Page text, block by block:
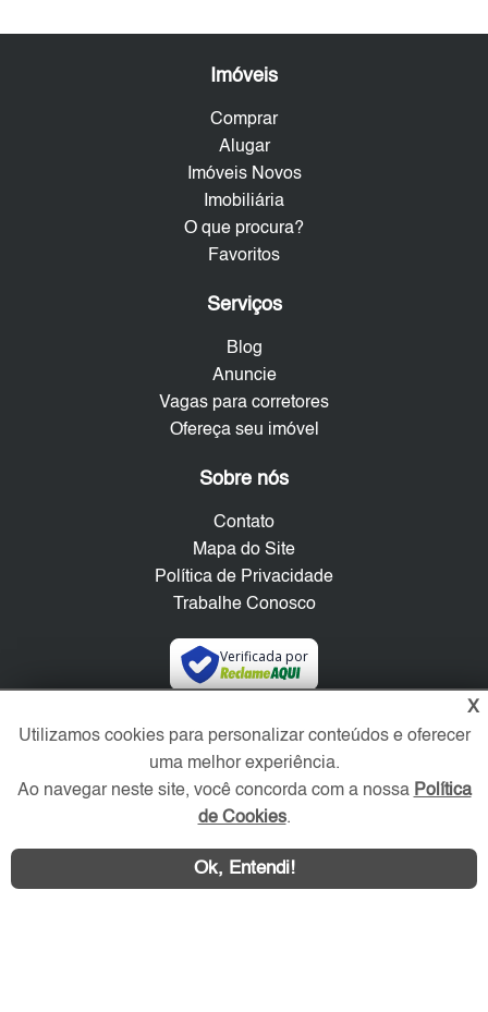
Imóveis
Comprar
Alugar
Imóveis Novos
Imobiliária
O que procura?
Favoritos
Serviços
Blog
Anuncie
Vagas para corretores
Ofereça seu imóvel
Sobre nós
Contato
Mapa do Site
Política de Privacidade
Trabalhe Conosco
Verificada por
Redes Sociais
X
Utilizamos cookies para personalizar conteúdos e oferecer
uma melhor experiência.
Ao navegar neste site, você concorda com a nossa Política
de Cookies.
Ok, Entendi!